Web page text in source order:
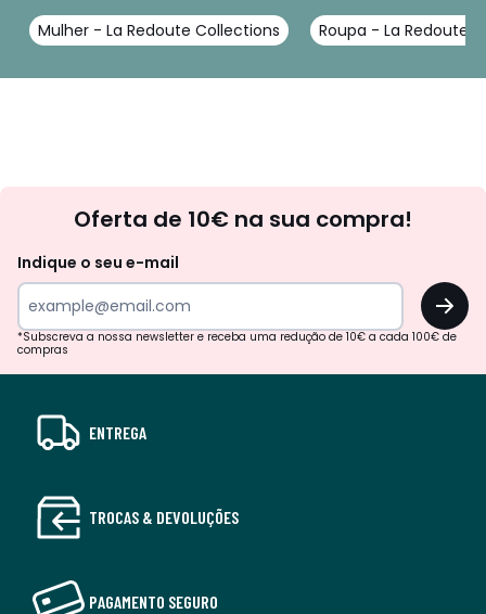
Mulher - La Redoute Collections Roupa - La Redoute
Oferta de 10€ na sua compra!
Indique o seu e-mail
OK
*Subscreva a nossa newsletter e receba uma redução de 10€ a cada 100€ de
compras
ENTREGA
TROCAS & DEVOLUÇÕES
PAGAMENTO SEGURO